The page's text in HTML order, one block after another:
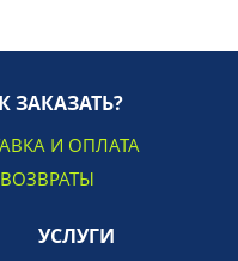
ЗАКАЗАТЬ?
И ОПЛАТА
ВОЗВРАТЫ
УСЛУГИ